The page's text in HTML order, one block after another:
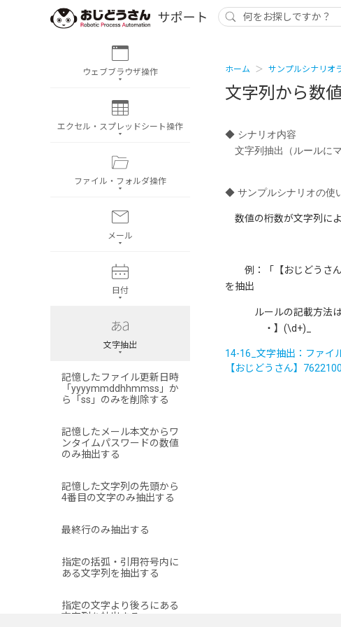
ウェブブラウザ操作
エクセル・スプレッドシート操作
ファイル・フォルダ操作
メール
日付
文字抽出
記憶したファイル更新日時
「yyyymmddhhmmss」か
ら「ss」のみを削除する
記憶したメール本文からワ
ンタイムパスワードの数値
のみ抽出する
記憶した文字列の先頭から
4番目の文字のみ抽出する
最終行のみ抽出する
指定の括弧・引用符号内に
ある文字列を抽出する
指定の文字より後ろにある
文字列を抽出する
ホーム サンプルシナリオ
文字列から数
◆ シナリオ内容
文字列抽出（ルールに
◆ サンプルシナリオの使
数値の桁数が文字列に
例：「【おじどうさん
を抽出
ルールの記載方法は
・】(\d+)_
14-16_文字抽出：ファイ
【おじどうさん】